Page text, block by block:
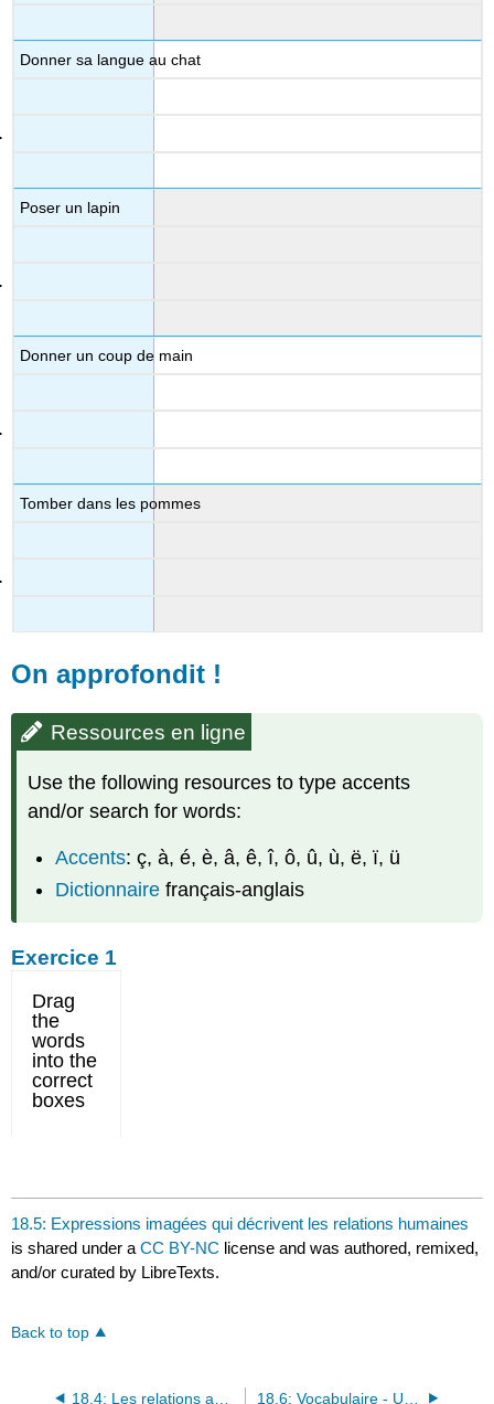
Donner sa langue au chat
Poser un lapin
Donner un coup de main
Tomber dans les pommes
On approfondit !
Ressources en ligne
Use the following resources to type accents
and/or search for words:
Accents: ç, à, é, è, â, ê, î, ô, û, ù, ë, ï, ü
Dictionnaire français-anglais
Exercice 1
18.5: Expressions imagées qui décrivent les relations humaines
is shared under aCC BY-NC license and was authored, remixed,
and/or curated by LibreTexts.
Back to top